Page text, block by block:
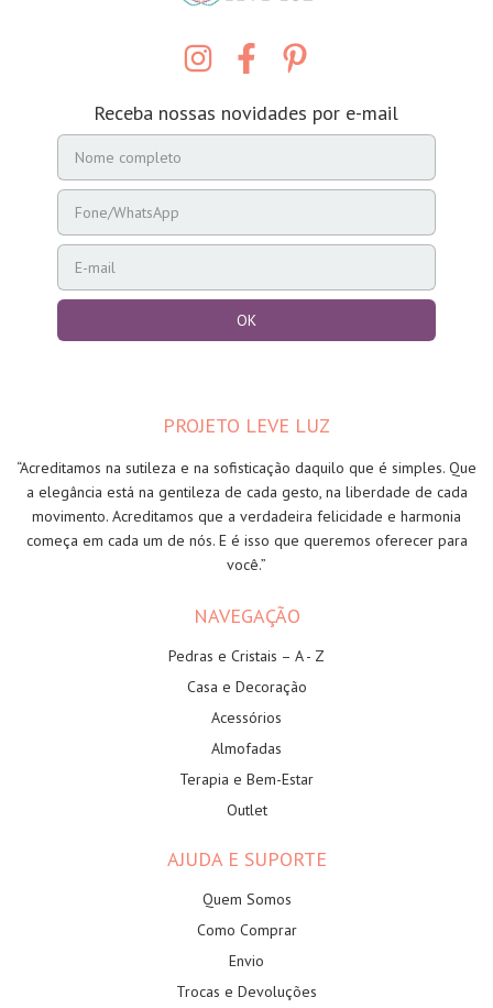
Receba nossas novidades por e-mail
PROJETO LEVE LUZ
“Acreditamos na sutileza e na sofisticação daquilo que é simples. Que
a elegância está na gentileza de cada gesto, na liberdade de cada
movimento. Acreditamos que a verdadeira felicidade e harmonia
começa em cada um de nós. E é isso que queremos oferecer para
você.”
NAVEGAÇÃO
Pedras e Cristais – A - Z
Casa e Decoração
Acessórios
Almofadas
Terapia e Bem-Estar
Outlet
AJUDA E SUPORTE
Quem Somos
Como Comprar
Envio
Trocas e Devoluções